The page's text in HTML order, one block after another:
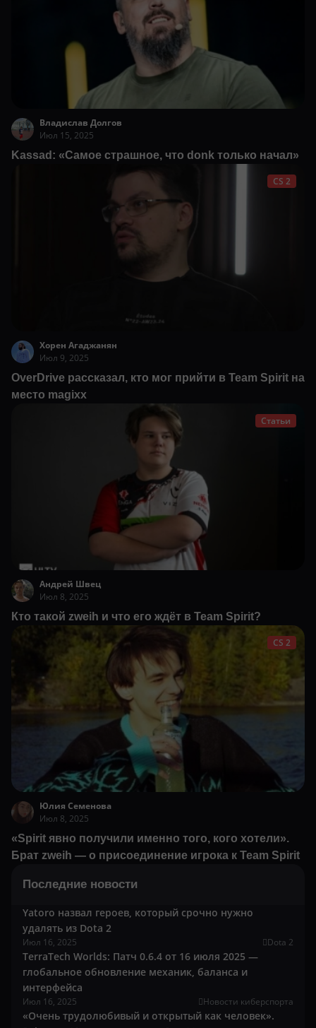
Владислав Долгов
Июл 15, 2025
Kassad: «Самое страшное, что donk только начал»
CS 2
Хорен Агаджанян
Июл 9, 2025
OverDrive рассказал, кто мог прийти в Team Spirit на
место magixx
Статьи
Андрей Швец
Июл 8, 2025
Кто такой zweih и что его ждёт в Team Spirit?
CS 2
Юлия Семенова
Июл 8, 2025
«Spirit явно получили именно того, кого хотели».
Брат zweih — о присоединение игрока к Team Spirit
Последние новости
Yatoro назвал героев, который срочно нужно
удалять из Dota 2
Июл 16, 2025 Dota 2
TerraTech Worlds: Патч 0.6.4 от 16 июля 2025 —
глобальное обновление механик, баланса и
интерфейса
Июл 16, 2025 Новости киберспорта
«Очень трудолюбивый и открытый как человек».